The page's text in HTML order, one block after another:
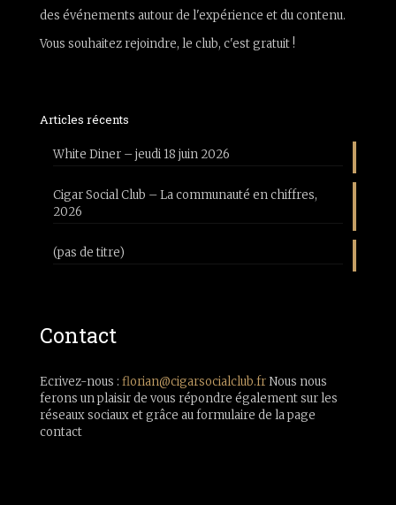
des événements autour de l'expérience et du contenu.
Vous souhaitez rejoindre, le club, c'est gratuit !
Articles récents
White Diner – jeudi 18 juin 2026
Cigar Social Club – La communauté en chiffres,
2026
(pas de titre)
Contact
Ecrivez-nous : florian@cigarsocialclub.frNous nous
ferons un plaisir de vous répondre également sur les
réseaux sociaux et grâce au formulaire de la page
contact